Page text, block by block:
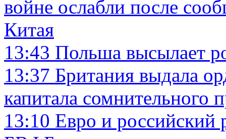
войне ослабли после
Китая
13:43 Польша высылает
13:37 Британия выдала
капитала сомнительного
13:10 Евро и российский